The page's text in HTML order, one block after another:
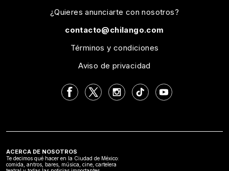
¿Quieres anunciarte con nosotros?
contacto@chilango.com
Términos y condiciones
Aviso de privacidad
ACERCA DE NOSOTROS
Te decimos qué hacer en la Ciudad de México:
comida, antros, bares, música, cine, cartelera